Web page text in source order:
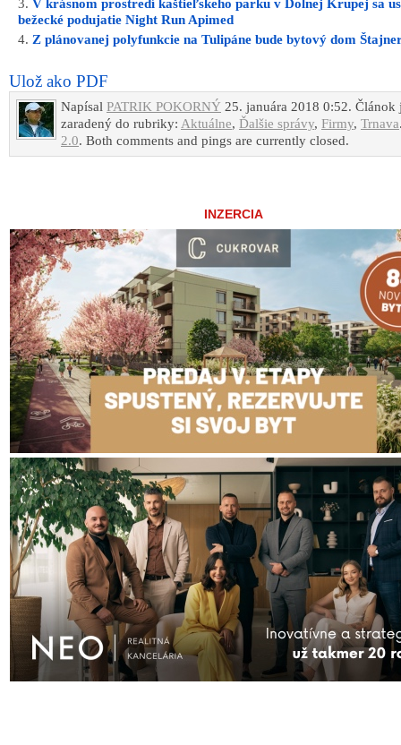
V krásnom prostredí kaštieľskeho parku v Dolnej Krupej sa
bežecké podujatie Night Run Apimed
Z plánovanej polyfunkcie na Tulipáne bude bytový dom
Ulož ako PDF
Napísal PATRIK POKORNÝ 25. januára 2018 0:52. Článok
zaradený do rubriky: Aktuálne, Ďalšie správy, Firmy, Trnava
2.0. Both comments and pings are currently closed.
INZERCIA